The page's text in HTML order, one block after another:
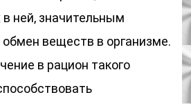
ней, значительным
веществ в организме.
в рацион такого